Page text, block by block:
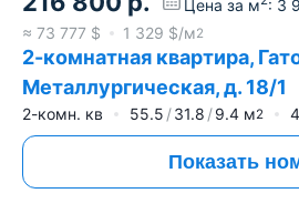
Цена за м : 3
≈ 73 777 $ 1 329 $/м2
2-комнатная квартира,
Металлургическая, д. 18/1
2-комн. кв 55.5 31.8 9.4 м2 4
Показать